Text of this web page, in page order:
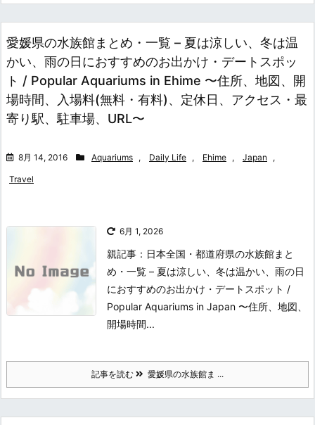
愛媛県の水族館まとめ・一覧 – 夏は涼しい、冬は温
かい、雨の日におすすめのお出かけ・デートスポッ
ト / Popular Aquariums in Ehime 〜住所、地図、開
場時間、入場料(無料・有料)、定休日、アクセス・最
寄り駅、駐車場、URL〜
8月 14, 2016 Aquariums , Daily Life , Ehime , Japan ,
Travel
6月 1, 2026
親記事：日本全国・都道府県の水族館まと
め・一覧 – 夏は涼しい、冬は温かい、雨の日
におすすめのお出かけ・デートスポット /
Popular Aquariums in Japan 〜住所、地図、
開場時間...
記事を読む 愛媛県の水族館ま ...